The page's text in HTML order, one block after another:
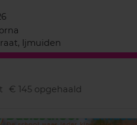
Ijmuiden
€ 145 opgehaald